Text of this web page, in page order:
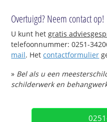
Overtuigd? Neem contact op!
U kunt hetgratis
telefoonnummer: 0251-
mail. Hetcontactformulier
» Bel als u een
schilderwerk en